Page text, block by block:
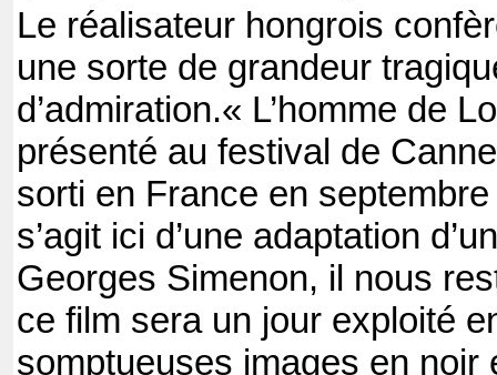
Le réalisateur hongrois
une sorte de grandeur
d’admiration.« L’homme de
présenté au festival de
sorti en France en
s’agit ici d’une adaptation
Georges Simenon, il nous
ce film sera un jour exploité
somptueuses images en noir